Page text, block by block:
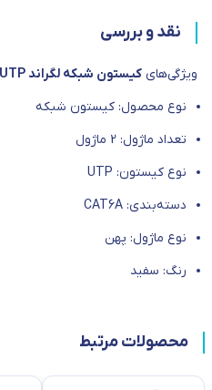
نقد و بررسی
ویژگی‌های کیستون شبکه لگراند CAT6A UTP دو ماژول پهن
نوع محصول: کیستون شبکه
تعداد ماژول: 2 ماژول
نوع کیستون: UTP
دسته‌بندی: CAT6A
نوع ماژول: پهن
رنگ‌: سفید
محصولات مرتبط